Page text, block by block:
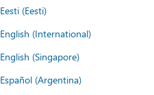
Eesti (Eesti)
English (International)
English (Singapore)
Español (Argentina)